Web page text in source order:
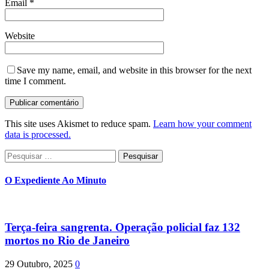
Email *
Website
Save my name, email, and website in this browser for the next
time I comment.
This site uses Akismet to reduce spam. Learn how your comment
data is processed.
Pesquisar
por:
O Expediente Ao Minuto
Terça-feira sangrenta. Operação policial faz 132
mortos no Rio de Janeiro
29 Outubro, 2025 0